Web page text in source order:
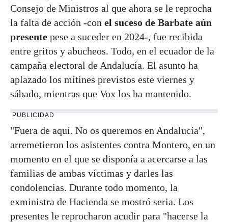
Consejo de Ministros al que ahora se le reprocha
la falta de acción -con el suceso de Barbate aún
presente pese a suceder en 2024-, fue recibida
entre gritos y abucheos. Todo, en el ecuador de la
campaña electoral de Andalucía. El asunto ha
aplazado los mítines previstos este viernes y
sábado, mientras que Vox los ha mantenido.
PUBLICIDAD
"Fuera de aquí. No os queremos en Andalucía",
arremetieron los asistentes contra Montero, en un
momento en el que se disponía a acercarse a las
familias de ambas víctimas y darles las
condolencias. Durante todo momento, la
exministra de Hacienda se mostró seria. Los
presentes le reprocharon acudir para "hacerse la